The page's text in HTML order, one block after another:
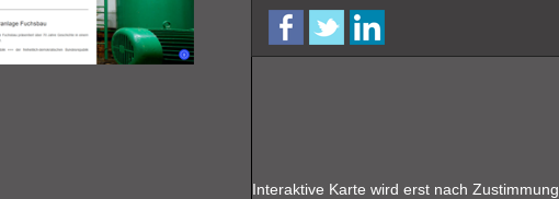
facebook
twitter
Interaktive Karte wird erst nach Zustimmung